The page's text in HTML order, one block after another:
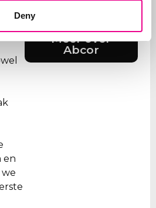
Deny
en
Meer over
Abcor